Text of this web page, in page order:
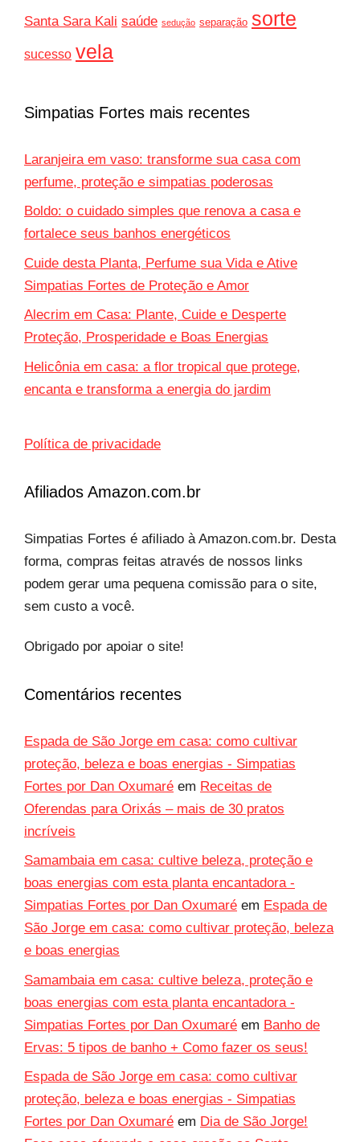
Santa Sara Kali saúde sedução separação sorte
sucesso vela
Simpatias Fortes mais recentes
Laranjeira em vaso: transforme sua casa com
perfume, proteção e simpatias poderosas
Boldo: o cuidado simples que renova a casa e
fortalece seus banhos energéticos
Cuide desta Planta, Perfume sua Vida e Ative
Simpatias Fortes de Proteção e Amor
Alecrim em Casa: Plante, Cuide e Desperte
Proteção, Prosperidade e Boas Energias
Helicônia em casa: a flor tropical que protege,
encanta e transforma a energia do jardim
Política de privacidade
Afiliados Amazon.com.br
Simpatias Fortes é afiliado à Amazon.com.br. Desta
forma, compras feitas através de nossos links
podem gerar uma pequena comissão para o site,
sem custo a você.
Obrigado por apoiar o site!
Comentários recentes
Espada de São Jorge em casa: como cultivar
proteção, beleza e boas energias - Simpatias
Fortes por Dan Oxumaré em Receitas de
Oferendas para Orixás – mais de 30 pratos
incríveis
Samambaia em casa: cultive beleza, proteção e
boas energias com esta planta encantadora -
Simpatias Fortes por Dan Oxumaré em Espada de
São Jorge em casa: como cultivar proteção, beleza
e boas energias
Samambaia em casa: cultive beleza, proteção e
boas energias com esta planta encantadora -
Simpatias Fortes por Dan Oxumaré em Banho de
Ervas: 5 tipos de banho + Como fazer os seus!
Espada de São Jorge em casa: como cultivar
proteção, beleza e boas energias - Simpatias
Fortes por Dan Oxumaré em Dia de São Jorge!